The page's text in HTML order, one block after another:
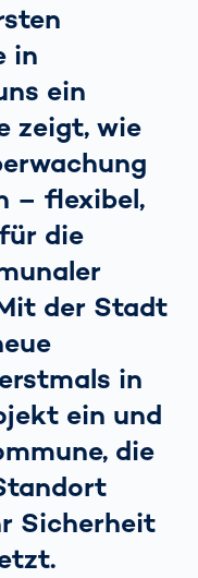
in
ein
zeigt, wie
– flexibel,
die
der Stadt
in
ein und
die
Sicherheit